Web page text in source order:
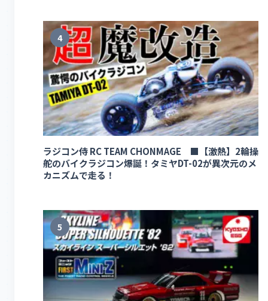
4
ラジコン侍 RC TEAM CHONMAGE ■【激熱】2輪操
舵のバイクラジコン爆誕！タミヤDT-02が異次元のメ
カニズムで走る！
5